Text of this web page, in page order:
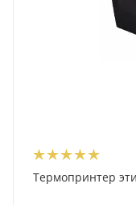
Термопринтер